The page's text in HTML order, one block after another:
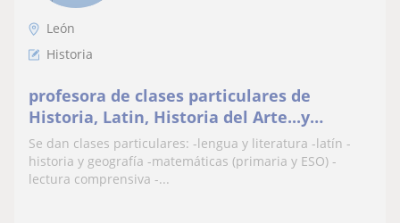
León
Historia
profesora de clases particulares de
Historia, Latin, Historia del Arte...y
Técnicas de Estudio
Se dan clases particulares: -lengua y literatura -latín -
historia y geografía -matemáticas (primaria y ESO) -
lectura comprensiva -...